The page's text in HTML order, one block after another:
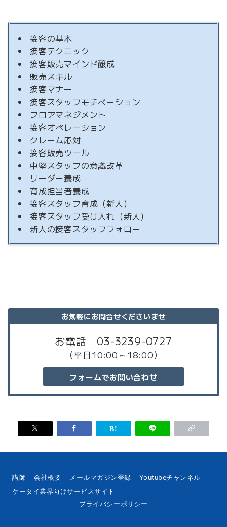
接客の基本
接客テクニック
接客販売マインド醸成
販売スキル
接客マナー
接客スタッフモチベーション
フロアマネジメント
接客オペレーション
クレーム応対
接客販売ツール
中堅スタッフの意識改革
リーダー養成
育成担当者養成
接客スタッフ育成（新人）
接客スタッフ受け入れ（新人）
新人の接客スタッフフォロー
お気軽にお問合せくださいませ
お電話 03-3239-0727
（平日10:00～18:00）
フォームでお問い合わせ
講師 会社概要 メールマガジン登録
Youtubeチャンネル
ケータイ業界向けサービスサイト
プライバシーポリシー